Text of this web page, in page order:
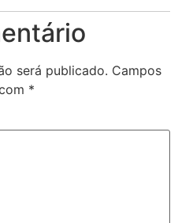
será publicado. Campos
*